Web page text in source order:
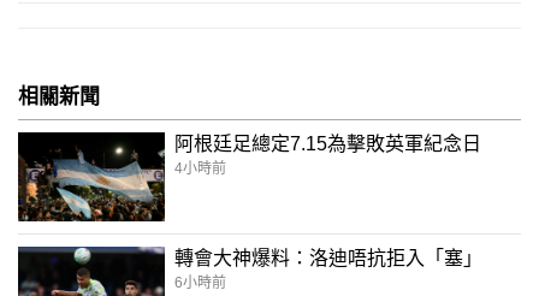
相關新聞
阿根廷足總定7.15為擊敗英軍紀念日
4小時前
轉會大神爆料：洛迪唔抗拒入「塞」
6小時前